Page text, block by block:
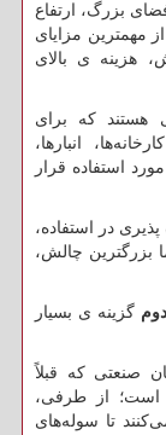
بزرگ، ارتفاع
مهمترین مزایای
هزینه ی بالای
هستند که برای
انبارها،
استفاده قرار
در استفاده،
بزرگترین چالش،
گزینه ی بسیار
صنعتی که قبلاً
از طرفی،
تا سوله‌های